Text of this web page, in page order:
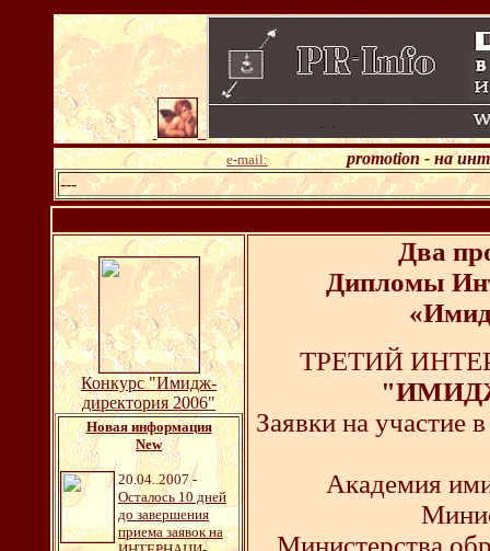
e-mail:
promotion - на
---
Конкурс "Имидж-
директория 2006"
Новая информация
New
20.04..2007 -
Осталось 10 дней
до завершения
приема заявок на
Два
Дипломы
ТРЕТИЙ
Заявки на участие
Академия
Министерства